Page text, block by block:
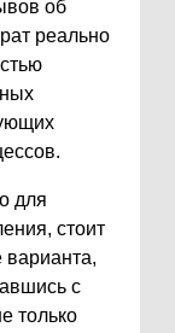
об
реально
для
стоит
варианта,
с
только